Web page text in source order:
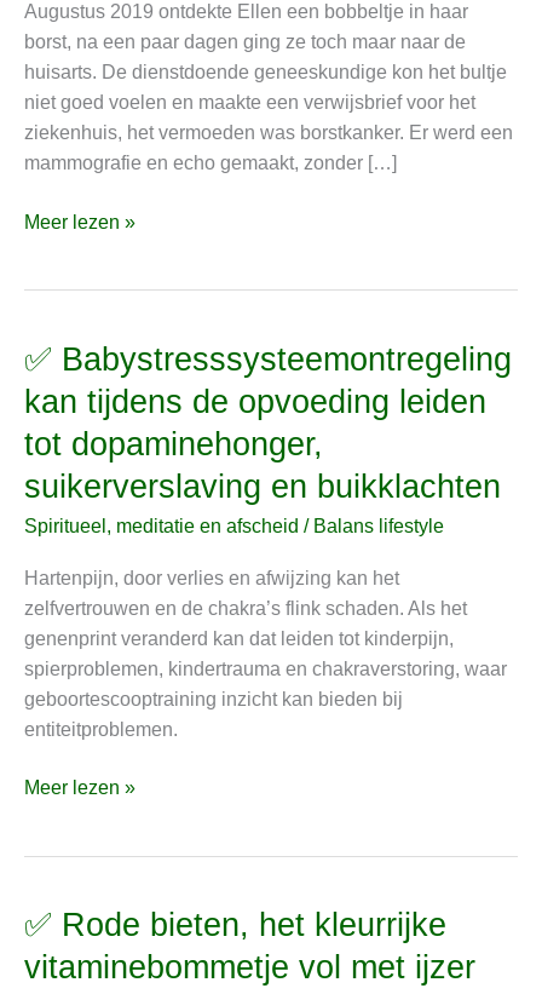
Augustus 2019 ontdekte Ellen een bobbeltje in haar
borst, na een paar dagen ging ze toch maar naar de
huisarts. De dienstdoende geneeskundige kon het bultje
niet goed voelen en maakte een verwijsbrief voor het
ziekenhuis, het vermoeden was borstkanker. Er werd een
mammografie en echo gemaakt, zonder […]
als
ervaringsdeskundige
aan
het
woord
Meer lezen »
✅ Babystresssysteemontregeling
kan tijdens de opvoeding leiden
tot dopaminehonger,
suikerverslaving en buikklachten
Spiritueel, meditatie en afscheid / Balans lifestyle
Hartenpijn, door verlies en afwijzing kan het
zelfvertrouwen en de chakra’s flink schaden. Als het
genenprint veranderd kan dat leiden tot kinderpijn,
spierproblemen, kindertrauma en chakraverstoring, waar
geboortescooptraining inzicht kan bieden bij
entiteitproblemen.
✅
Babystresssysteemontregeling
kan
tijdens
opvoeding
leiden
dopaminehonger,
en
buikklachten
Meer lezen »
✅ Rode bieten, het kleurrijke
vitaminebommetje vol met ijzer
✅
bieten,